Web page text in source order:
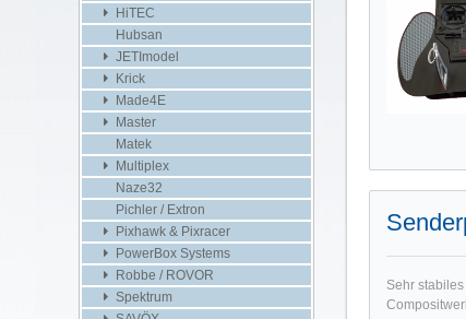
Sehr
HiTEC
Hubsan
JETImodel
Krick
Made4E
Master
Matek
Multiplex
Naze32
Pichler / Extron
Pixhawk & Pixracer
PowerBox Systems
Robbe / ROVOR
Spektrum